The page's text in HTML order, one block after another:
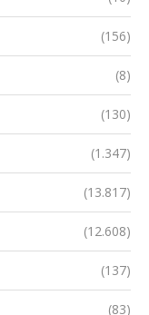
(156)
(8)
(130)
(1.347)
(13.817)
(12.608)
(137)
(83)